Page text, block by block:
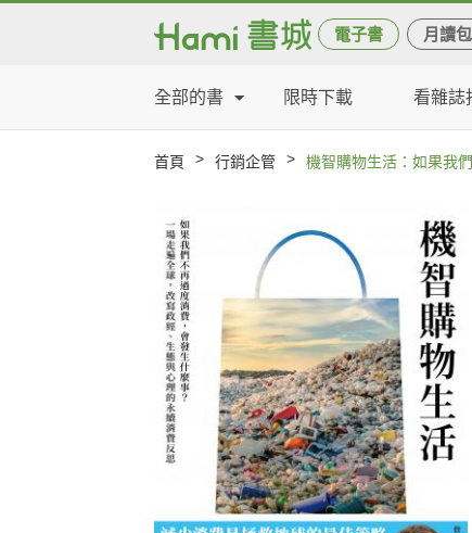
電子書 月讀包
全部的書 限時下載 看雜誌
首頁 > 行銷企管 > 機智購物生活：如果我